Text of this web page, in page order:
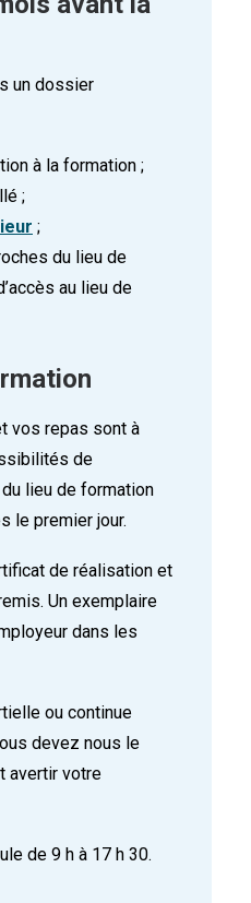
un dossier
à la formation ;
;
;
du lieu de
au lieu de
vos repas sont à
de
lieu de formation
le premier jour.
de réalisation et
Un exemplaire
dans les
ou continue
devez nous le
avertir votre
de 9 h à 17 h 30.